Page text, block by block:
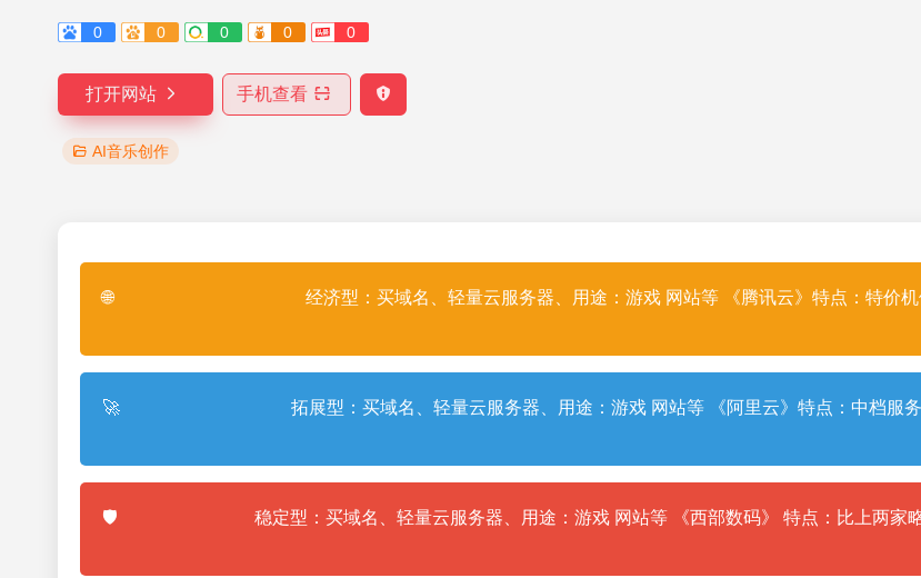
0 0 0 0 0
打开网站 手机查看
AI音乐创作
🌐 经济型：买域名、轻量云服务器、用途：游戏 网站等 《腾讯云》特点：特价
🚀 拓展型：买域名、轻量云服务器、用途：游戏 网站等 《阿里云》特点：中档服
🛡️ 稳定型：买域名、轻量云服务器、用途：游戏 网站等 《西部数码》 特点：比上两家